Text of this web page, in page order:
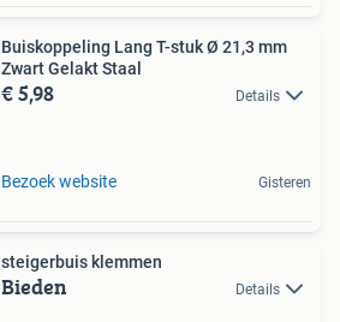
Buiskoppeling Lang T-stuk Ø 21,3 mm
Zwart Gelakt Staal
€ 5,98 Details
Bezoek website Gisteren
steigerbuis klemmen
Bieden Details